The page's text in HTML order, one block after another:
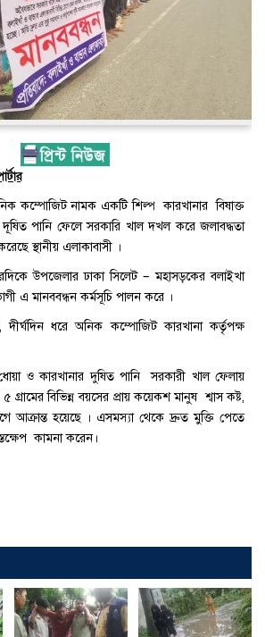
কম্পোজিট নামক একটি শিল্প কারখানার বিষাক্ত
দূষিত পানি ফেলে সরকারি খাল দখল করে জলাবদ্ধতা
স্থানীয় এলাকাবাসী ।
উপজেলার ঢাকা সিলেট – মহাসড়কের বলাইখা
এ মানববন্ধন কর্মসূচি পালন করে ।
দীর্ঘদিন ধরে অনিক কম্পোজিট কারখানা কর্তৃপক্ষ
ধোয়া ও কারখানার দুষিত পানি সরকারী খাল ফেলায়
বিভিন্ন বয়সের প্রায় কয়েকশ মানুষ শ্বাস কষ্ট,
আক্রান্ত হয়েছে । এসমস্যা থেকে দ্রুত মুক্তি পেতে
কামনা করেন।